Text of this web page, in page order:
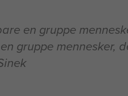
en gruppe
gruppe mennesker,